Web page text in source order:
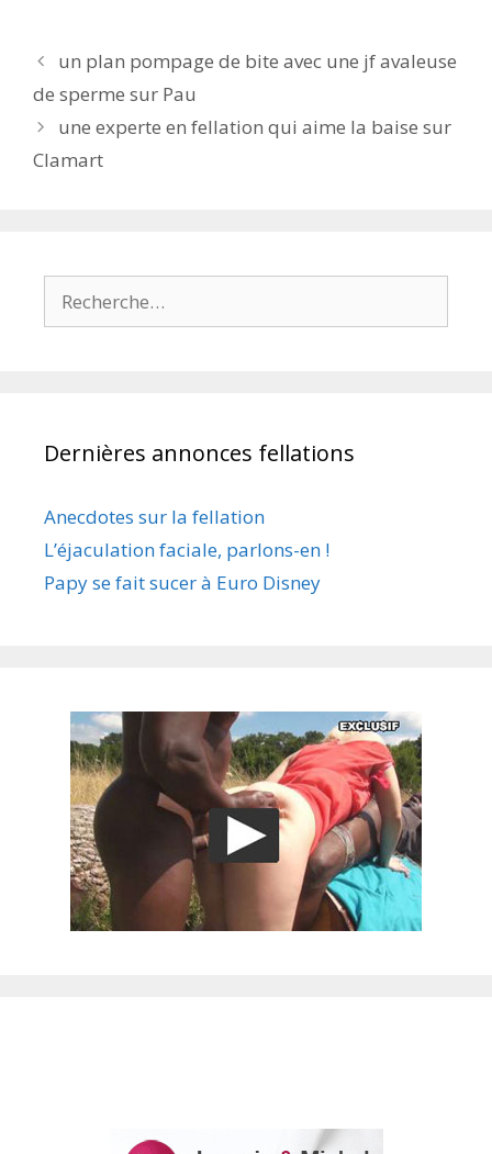
Navigation
des
articles
un plan pompage de bite avec une jf avaleuse
de sperme sur Pau
une experte en fellation qui aime la baise sur
Clamart
Dernières annonces fellations
Anecdotes sur la fellation
L’éjaculation faciale, parlons-en !
Papy se fait sucer à Euro Disney